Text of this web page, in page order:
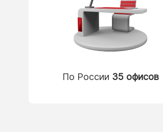
По России 35 офисов